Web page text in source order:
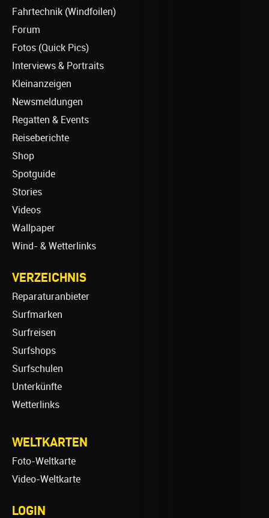
Fahrtechnik (Windfoilen)
Forum
Fotos (Quick Pics)
Interviews & Portraits
Kleinanzeigen
Newsmeldungen
Regatten & Events
Reiseberichte
Shop
Spotguide
Stories
Videos
Wallpaper
Wind- & Wetterlinks
VERZEICHNIS
Reparaturanbieter
Surfmarken
Surfreisen
Surfshops
Surfschulen
Unterkünfte
Wetterlinks
WELTKARTEN
Foto-Weltkarte
Video-Weltkarte
LOGIN